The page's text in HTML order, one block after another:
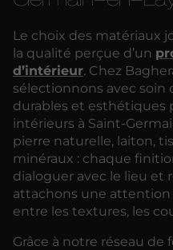
Le choix des matériaux
la qualité perçue d’un
d’intérieur. Chez
sélectionnons avec soin
durables et esthétiques
intérieurs à Saint-
pierre naturelle, laiton,
minéraux : chaque
dialoguer avec le lieu et
attachons une attention
entre les textures, les
Grâce à notre réseau de